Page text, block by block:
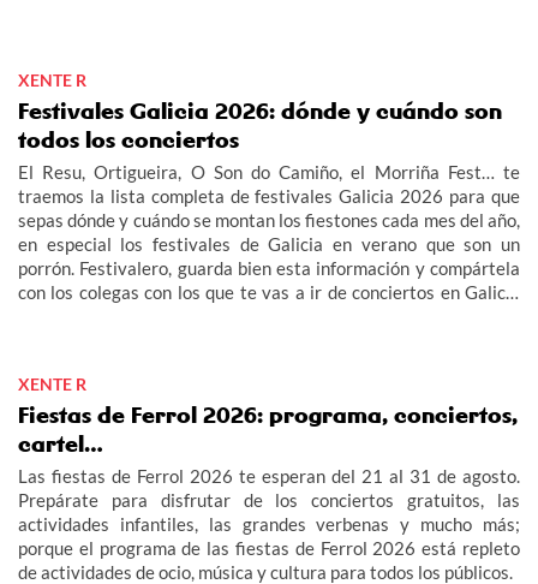
XENTE R
Festivales Galicia 2026: dónde y cuándo son
todos los conciertos
El Resu, Ortigueira, O Son do Camiño, el Morriña Fest… te
traemos la lista completa de festivales Galicia 2026 para que
sepas dónde y cuándo se montan los fiestones cada mes del año,
en especial los festivales de Galicia en verano que son un
porrón. Festivalero, guarda bien esta información y compártela
con los colegas con los que te vas a ir de conciertos en Galicia
XENTE R
Fiestas de Ferrol 2026: programa, conciertos,
cartel…
Las fiestas de Ferrol 2026 te esperan del 21 al 31 de agosto.
Prepárate para disfrutar de los conciertos gratuitos, las
actividades infantiles, las grandes verbenas y mucho más;
porque el programa de las fiestas de Ferrol 2026 está repleto
de actividades de ocio, música y cultura para todos los públicos.